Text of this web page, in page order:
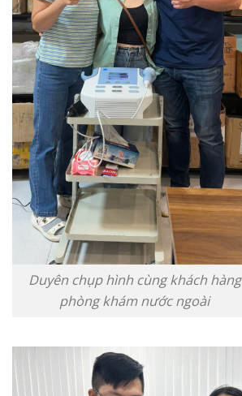
Duyên chụp hình cùng khách hàng
phòng khám nước ngoài